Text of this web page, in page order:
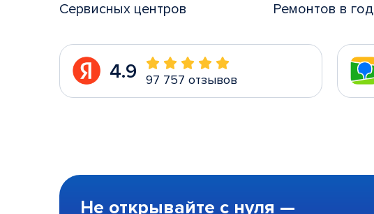
Сервисных центров Ремонтов в год
4.9 97 757 отзывов
Не открывайте с нуля —